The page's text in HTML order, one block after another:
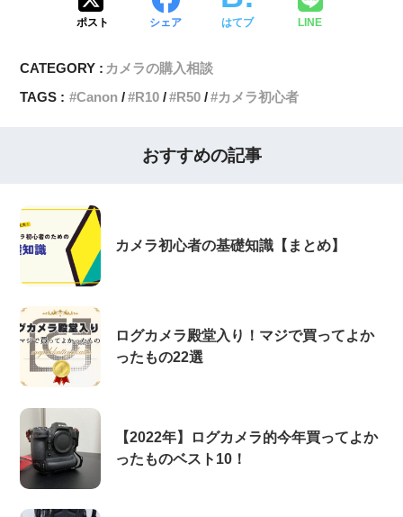
ポスト シェア はてブ LINE
CATEGORY : カメラの購入相談
TAGS :
Canon R10 R50 カメラ初心者
おすすめの記事
カメラ初心者の基礎知識【まとめ】
ログカメラ殿堂入り！マジで買ってよか
ったもの22選
【2022年】ログカメラ的今年買ってよか
ったものベスト10！